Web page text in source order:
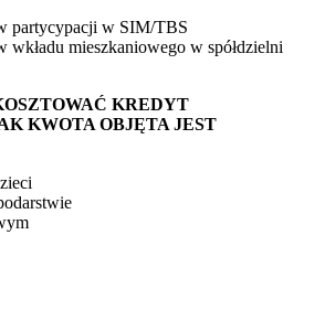
partycypacji w SIM/TBS
wkładu mieszkaniowego w spółdzielni
KREDYT
KWOTA OBJĘTA JEST